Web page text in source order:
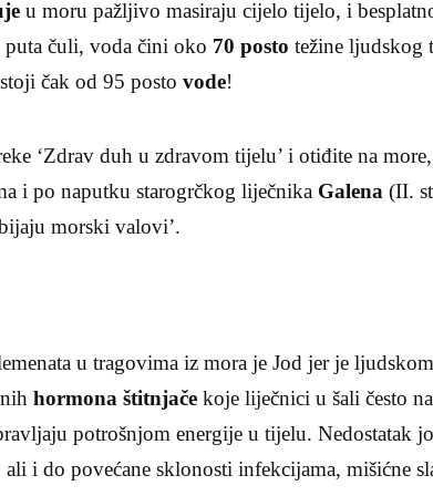
u moru pažljivo masiraju cijelo tijelo, i
čuli, voda čini oko 70 posto težine ljudskog
čak od 95 postovode!
‘Zdrav duh u zdravom tijelu’ i otiđite na
i po naputku starogrčkog liječnika Galena (II.
morski valovi’.
u tragovima iz mora je Jod jer je
hormona štitnjače koje liječnici u šali često
potrošnjom energije u tijelu. Nedostatak
ali i do povećane sklonosti infekcijama, mišićne